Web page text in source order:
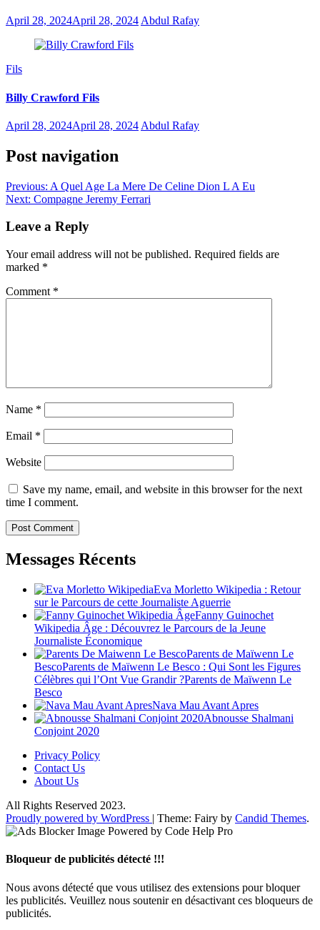
April 28, 2024April 28, 2024Abdul Rafay
Fils
Billy Crawford Fils
April 28, 2024April 28, 2024 Abdul Rafay
Post navigation
Previous: A Quel Age La Mere De Celine Dion L A Eu
Next: Compagne Jeremy Ferrari
Leave a Reply
Your email address will not be published. Required fields are
marked *
Comment *
Name *
Email *
Website
Save my name, email, and website in this browser for the next
time I comment.
Messages Récents
Eva Morletto Wikipedia : Retour
sur le Parcours de cette Journaliste Aguerrie
Fanny Guinochet
Wikipedia Âge : Découvrez le Parcours de la Jeune
Journaliste Économique
Parents de Maïwenn Le
BescoParents de Maïwenn Le Besco : Qui Sont les Figures
Célèbres qui l’Ont Vue Grandir ?Parents de Maïwenn Le
Besco
Nava Mau Avant Apres
Abnousse Shalmani
Conjoint 2020
Privacy Policy
Contact Us
About Us
All Rights Reserved 2023.
Proudly powered by WordPress | Theme: Fairy by Candid Themes.
Bloqueur de publicités détecté !!!
Nous avons détecté que vous utilisez des extensions pour bloquer
les publicités. Veuillez nous soutenir en désactivant ces bloqueurs de
publicités.